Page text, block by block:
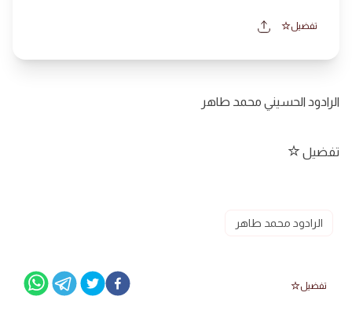
تفضيل
الرادود الحسيني محمد طاهر
تفضيل
الرادود محمد طاهر
تفضيل